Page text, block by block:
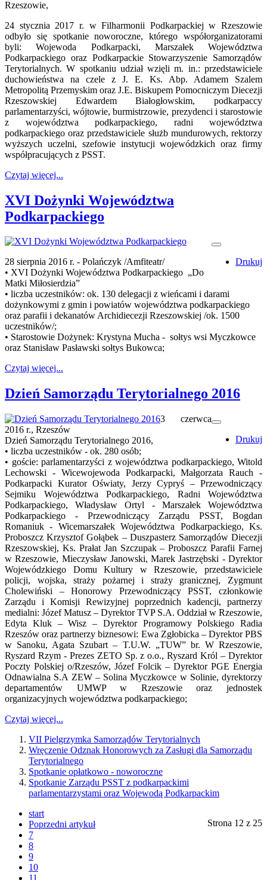
Rzeszowie,
24 stycznia 2017 r. w Filharmonii Podkarpackiej w Rzeszowie
odbyło się spotkanie noworoczne, którego współorganizatorami
byli: Wojewoda Podkarpacki, Marszałek Województwa
Podkarpackiego oraz Podkarpackie Stowarzyszenie Samorządów
Terytorialnych. W spotkaniu udział wzięli m. in.: przedstawiciele
duchowieństwa na czele z J. E. Ks. Abp. Adamem Szalem
Metropolitą Przemyskim oraz J.E. Biskupem Pomocniczym Diecezji
Rzeszowskiej Edwardem Białogłowskim, podkarpaccy
parlamentarzyści, wójtowie, burmistrzowie, prezydenci i starostowie
z województwa podkarpackiego, radni województwa
podkarpackiego oraz przedstawiciele służb mundurowych, rektorzy
wyższych uczelni, szefowie instytucji wojewódzkich oraz firmy
współpracujących z PSST.
Czytaj więcej...
XVI Dożynki Województwa
Podkarpackiego
Drukuj
28 sierpnia 2016 r. - Polańczyk /Amfiteatr/
• XVI Dożynki Województwa Podkarpackiego „Do
Matki Miłosierdzia”
• liczba uczestników: ok. 130 delegacji z wieńcami i darami
dożynkowymi z gmin i powiatów województwa podkarpackiego
oraz parafii i dekanatów Archidiecezji Rzeszowskiej /ok. 1500
uczestników/;
• Starostowie Dożynek: Krystyna Mucha - sołtys wsi Myczkowce
oraz Stanisław Pasławski sołtys Bukowca;
Czytaj więcej...
Dzień Samorządu Terytorialnego 2016
Drukuj
3 czerwca
2016 r., Rzeszów
Dzień Samorządu Terytorialnego 2016,
• liczba uczestników - ok. 280 osób;
• goście: parlamentarzyści z województwa podkarpackiego, Witold
Lechowski - Wicewojewoda Podkarpacki, Małgorzata Rauch -
Podkarpacki Kurator Oświaty, Jerzy Cypryś – Przewodniczący
Sejmiku Województwa Podkarpackiego, Radni Województwa
Podkarpackiego, Władysław Ortyl - Marszałek Województwa
Podkarpackiego - Przewodniczący Zarządu PSST, Bogdan
Romaniuk - Wicemarszałek Województwa Podkarpackiego, Ks.
Proboszcz Krzysztof Gołąbek – Duszpasterz Samorządów Diecezji
Rzeszowskiej, Ks. Prałat Jan Szczupak – Proboszcz Parafii Farnej
w Rzeszowie, Mieczysław Janowski, Marek Jastrzębski - Dyrektor
Wojewódzkiego Domu Kultury w Rzeszowie, przedstawiciele
policji, wojska, straży pożarnej i straży granicznej, Zygmunt
Cholewiński – Honorowy Przewodniczący PSST, członkowie
Zarządu i Komisji Rewizyjnej poprzednich kadencji, partnerzy
medialni: Józef Matusz – Dyrektor TVP S.A. Oddział w Rzeszowie,
Edyta Kluk – Wisz – Dyrektor Programowy Polskiego Radia
Rzeszów oraz partnerzy biznesowi: Ewa Zgłobicka – Dyrektor PBS
w Sanoku, Agata Szubart – T.U.W. „TUW” br. W Rzeszowie,
Ryszard Rzym - Prezes ZETO Sp. z o.o., Ryszard Król – Dyrektor
Poczty Polskiej o/Rzeszów, Józef Folcik – Dyrektor PGE Energia
Odnawialna S.A ZEW – Solina Myczkowce w Solinie, dyrektorzy
departamentów UMWP w Rzeszowie oraz jednostek
organizacyjnych województwa podkarpackiego;
Czytaj więcej...
VII Pielgrzymka Samorządów Terytorialnych
Wręczenie Odznak Honorowych za Zasługi dla Samorządu
Terytorialnego
Spotkanie opłatkowo - noworoczne
Spotkanie Zarządu PSST z podkarpackimi
parlamentarzystami oraz Wojewodą Podkarpackim
Strona 12 z 25
start
Poprzedni artykuł
7
8
9
10